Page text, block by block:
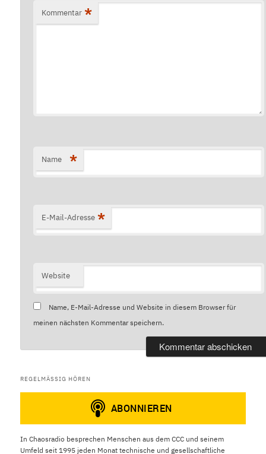
Kommentar *
Name *
E-Mail-Adresse *
Website
Name, E-Mail-Adresse und Website in diesem Browser für
meinen nächsten Kommentar speichern.
REGELMÄSSIG HÖREN
In Chaosradio besprechen Menschen aus dem CCC und seinem
Umfeld seit 1995 jeden Monat technische und gesellschaftliche